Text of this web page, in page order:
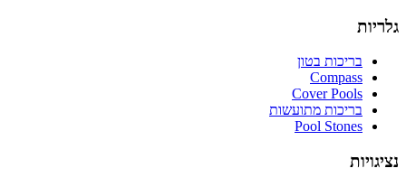
גלריות
בריכות בטון
Compass
Cover Pools
בריכות מתועשות
Pool Stones
נציגויות